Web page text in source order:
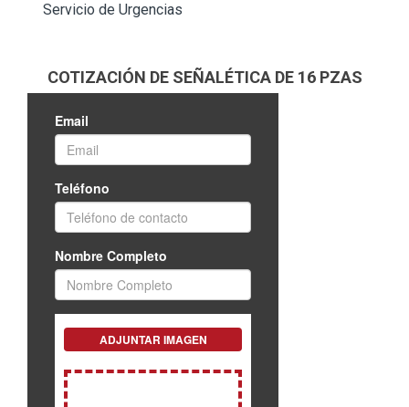
Servicio de Urgencias
COTIZACIÓN DE SEÑALÉTICA DE 16 PZAS